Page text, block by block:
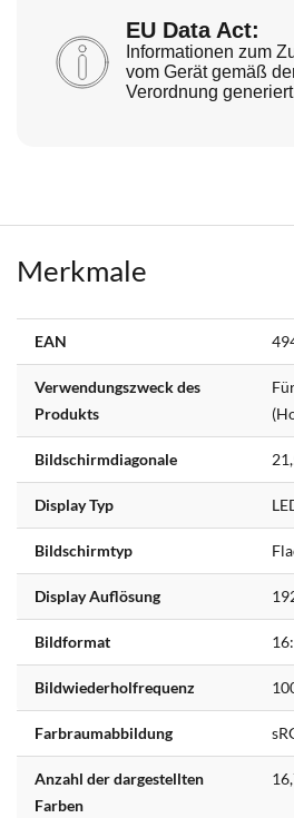
EU Data Act:
Informationen zum
vom Gerät gemäß
Verordnung
Merkmale
EAN
Verwendungszweck des
Produkts
Bildschirmdiagonale
Display Typ
Bildschirmtyp
Display Auflösung
Bildformat
Bildwiederholfrequenz
Farbraumabbildung
Anzahl der dargestellten
Farben